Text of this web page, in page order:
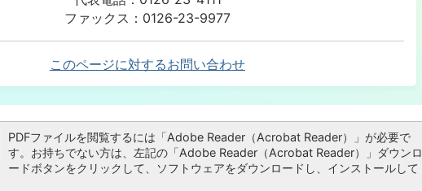
ファックス：0126-23-9977
このページに対するお問い合わせ
PDFファイルを閲覧するには「Adobe Reader（Acrobat Reader）」が必要で
す。お持ちでない方は、左記の「Adobe Reader（Acrobat Reader）」ダウンロ
ードボタンをクリックして、ソフトウェアをダウンロードし、インストールして